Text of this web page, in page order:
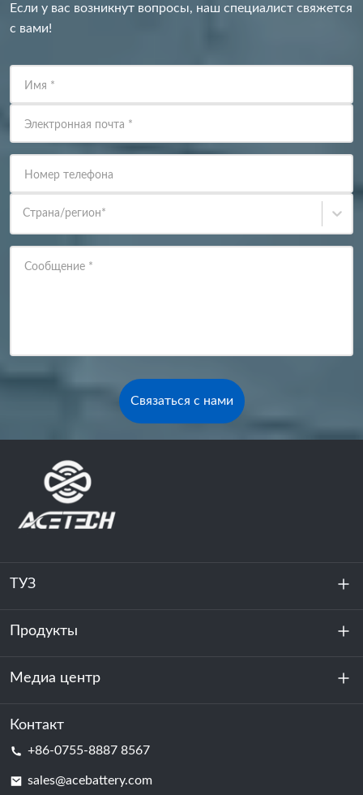
Если у вас возникнут вопросы, наш специалист свяжется
с вами!
Имя *
Электронная почта *
Номер телефона
Страна/регион*
Сообщение *
Связаться с нами
ТУЗ
О нас
устойчивость
Продукты
Хранение энергии
Центр обработки данных и серверная комната
Медиа центр
Новости
Контакт
+86-0755-8887 8567
sales@acebattery.com